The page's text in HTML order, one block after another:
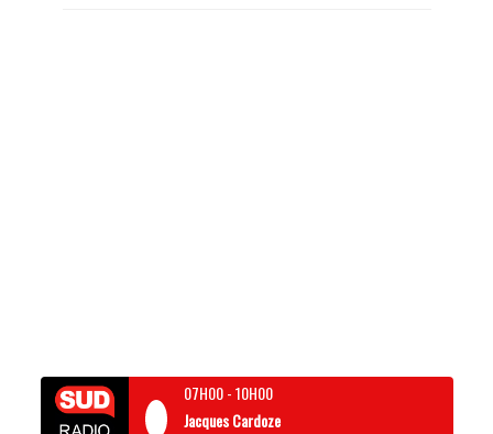
07H00-10H00
Jacques Cardoze